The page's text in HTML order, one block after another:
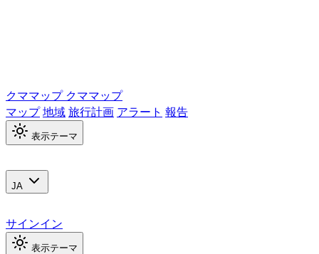
クママップ クママップ
マップ地域旅行計画 アラート 報告
表示テーマ
JA
サインイン
表示テーマ